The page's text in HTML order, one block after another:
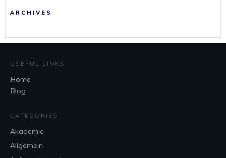
ARCHIVES
USEFUL LINKS
Home
Blog
CATEGORIES
Akademie
Allgemein